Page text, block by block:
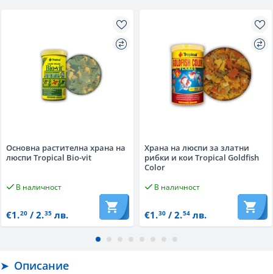
Основна растителна храна на
люспи Tropical Bio-vit
В наличност
€1.20/ 2.35лв.
Храна на люспи за златни
рибки и кои Tropical Goldfish
Color
В наличност
€1.30/ 2.54лв.
Описание